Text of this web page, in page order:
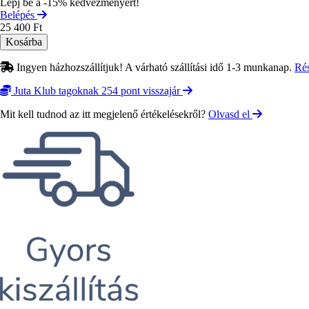
Belépés
25 400 Ft
Ingyen házhozszállítjuk! A várható szállítási idő 1-3 munkanap.
Juta Klub tagoknak 254 pont visszajár
Mit kell tudnod az itt megjelenő értékelésekről? Olvasd el